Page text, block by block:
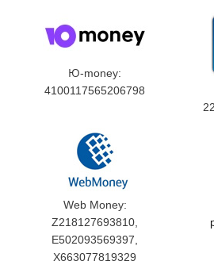
Ю-money:
4100117565206798
Web Money:
Z218127693810,
E502093569397,
X663077819329